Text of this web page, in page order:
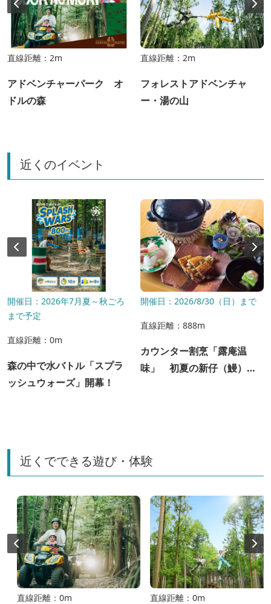
直線距離：2m
アドベンチャーパーク オ
ドルの森
直線距離：2m
フォレストアドベンチャ
ー・湯の山
近くのイベント
開催日：2026年7月夏～秋ごろ
まで予定
直線距離：0m
森の中で水バトル「スプラ
ッシュウォーズ」開幕！
開催日：2026/8/30（日）まで
直線距離：888m
カウンター割烹「露庵温
味」 初夏の新仔（鰻）ラ
近くでできる遊び・体験
直線距離：0m 直線距離：0m